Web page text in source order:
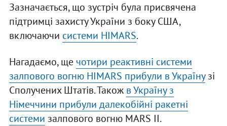
Зазначається, що зустріч була присвячена
підтримці захисту України з боку США,
включаючи системи HIMARS.
Нагадаємо, ще чотири реактивні системи
залпового вогню HIMARS прибули в Українузі
Сполучених Штатів. Також в Україну з
Німеччини прибули далекобійні ракетні
системи залпового вогню MARS II.